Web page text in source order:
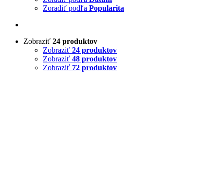
Zoradiť podľa Popularita
Zobraziť 24 produktov
Zobraziť 24 produktov
Zobraziť 48 produktov
Zobraziť 72 produktov